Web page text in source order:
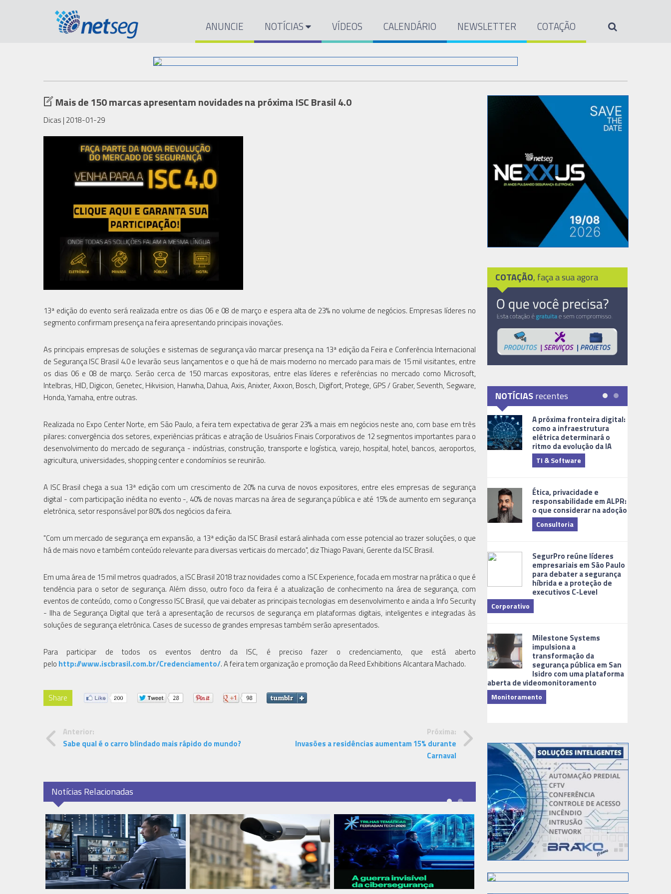
ANUNCIE NOTÍCIAS VÍDEOS CALENDÁRIO NEWSLETTER COTAÇÃO
Mais de 150 marcas apresentam novidades na próxima ISC Brasil 4.0
Dicas | 2018-01-29
13ª edição do evento será realizada entre os dias 06 e 08 de março e espera alta de 23% no volume de negócios. Empresas líderes no
segmento confirmam presença na feira apresentando principais inovações.
As principais empresas de soluções e sistemas de segurança vão marcar presença na 13ª edição da Feira e Conferência Internacional
de Segurança ISC Brasil 4.0 e levarão seus lançamentos e o que há de mais moderno no mercado para mais de 15 mil visitantes, entre
os dias 06 e 08 de março. Serão cerca de 150 marcas expositoras, entre elas líderes e referências no mercado como Microsoft,
Intelbras, HID, Digicon, Genetec, Hikvision, Hanwha, Dahua, Axis, Anixter, Axxon, Bosch, Digifort, Protege, GPS / Graber, Seventh, Segware,
Honda, Yamaha, entre outras.
Realizada no Expo Center Norte, em São Paulo, a feira tem expectativa de gerar 23% a mais em negócios neste ano, com base em três
pilares: convergência dos setores, experiências práticas e atração de Usuários Finais Corporativos de 12 segmentos importantes para o
desenvolvimento do mercado de segurança - indústrias, construção, transporte e logística, varejo, hospital, hotel, bancos, aeroportos,
agricultura, universidades, shopping center e condomínios se reunirão.
A ISC Brasil chega a sua 13ª edição com um crescimento de 20% na curva de novos expositores, entre eles empresas de segurança
digital - com participação inédita no evento -, 40% de novas marcas na área de segurança pública e até 15% de aumento em segurança
eletrônica, setor responsável por 80% dos negócios da feira.
"Com um mercado de segurança em expansão, a 13ª edição da ISC Brasil estará alinhada com esse potencial ao trazer soluções, o que
há de mais novo e também conteúdo relevante para diversas verticais do mercado", diz Thiago Pavani, Gerente da ISC Brasil.
Em uma área de 15 mil metros quadrados, a ISC Brasil 2018 traz novidades como a ISC Experience, focada em mostrar na prática o que é
tendência para o setor de segurança. Além disso, outro foco da feira é a atualização de conhecimento na área de segurança, com
eventos de conteúdo, como o Congresso ISC Brasil, que vai debater as principais tecnologias em desenvolvimento e ainda a Info Security
- Ilha de Segurança Digital que terá a apresentação de recursos de segurança em plataformas digitais, inteligentes e integradas às
soluções de segurança eletrônica. Cases de sucesso de grandes empresas também serão apresentados.
Para participar de todos os eventos dentro da ISC, é preciso fazer o credenciamento, que está aberto
pelo http://www.iscbrasil.com.br/Credenciamento/. A feira tem organização e promoção da Reed Exhibitions Alcantara Machado.
Share
Anterior:
Sabe qual é o carro blindado mais rápido do mundo?
Próxima:
Invasões a residências aumentam 15% durante
Carnaval
Notícias Relacionadas
COTAÇÃO, faça a sua agora
NOTÍCIASrecentes
A próxima fronteira digital:
como a infraestrutura
elétrica determinará o
ritmo da evolução da IA
TI & Software
Ética, privacidade e
responsabilidade em ALPR:
o que considerar na adoção
Consultoria
SegurPro reúne líderes
empresariais em São Paulo
para debater a segurança
híbrida e a proteção de
executivos C-Level
Corporativo
Milestone Systems
impulsiona a
transformação da
segurança pública em San
Isidro com uma plataforma
aberta de videomonitoramento
Monitoramento